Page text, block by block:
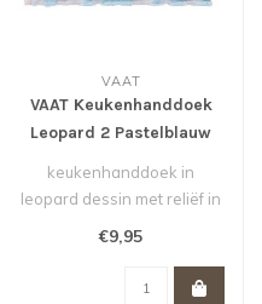
VAAT
VAAT Keukenhanddoek
Leopard 2 Pastelblauw
keukenhanddoek in
leopard dessin met reliëf in
pastelblauw.
€9,95